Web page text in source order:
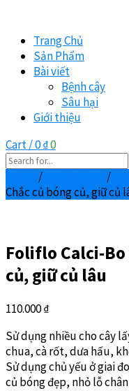
Trang Chủ
Sản Phẩm
Bài viết
Bệnh cây
Sâu hại
Giới thiệu
Cart / 0 ₫0
/ /
Chắc củ bóng củ, giữ củ
Foliflo Calci-
củ, giữ củ lâu
110.000₫
Sử dụng nhiều cho cây
chua, cà rốt, dưa hấu,
Sử dụng chủ yếu ở giai
củ bóng đẹp, nhỏ lỗ